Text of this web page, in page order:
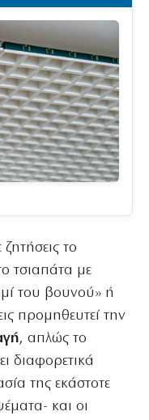
το
τσιαπάτα με
του βουνού» ή
προμηθευτεί την
, απλώς το
διαφορετικά
της εκάστοτε
και οι